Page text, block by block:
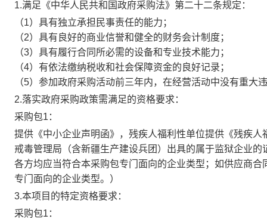
1.满足《中华人民共和国政府采购法》第二十二条规定：
（1）具有独立承担民事责任的能力；
（2）具有良好的商业信誉和健全的财务会计制度；
（3）具有履行合同所必需的设备和专业技术能力；
（4）有依法缴纳税收和社会保障资金的良好记录；
（5）参加政府采购活动前三年内，在经营活动中没有重大
2.落实政府采购政策需满足的资格要求：
采购包1：
提供《中小企业声明函》，残疾人福利性单位提供《残疾
戒毒管理局（含新疆生产建设兵团）出具的属于监狱企业
各方均应当符合本采购包专门面向的企业类型；如供应商
专门面向的企业类型。）
3.本项目的特定资格要求：
采购包1：